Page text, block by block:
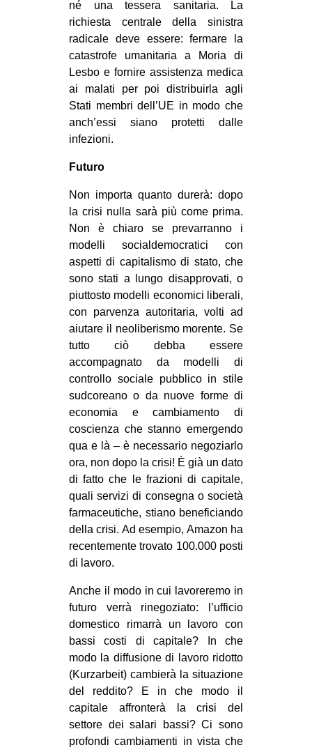
né una tessera sanitaria. La
richiesta centrale della sinistra
radicale deve essere: fermare la
catastrofe umanitaria a Moria di
Lesbo e fornire assistenza medica
ai malati per poi distribuirla agli
Stati membri dell’UE in modo che
anch’essi siano protetti dalle
infezioni.
Futuro
Non importa quanto durerà: dopo
la crisi nulla sarà più come prima.
Non è chiaro se prevarranno i
modelli socialdemocratici con
aspetti di capitalismo di stato, che
sono stati a lungo disapprovati, o
piuttosto modelli economici liberali,
con parvenza autoritaria, volti ad
aiutare il neoliberismo morente. Se
tutto ciò debba essere
accompagnato da modelli di
controllo sociale pubblico in stile
sudcoreano o da nuove forme di
economia e cambiamento di
coscienza che stanno emergendo
qua e là – è necessario negoziarlo
ora, non dopo la crisi! È già un dato
di fatto che le frazioni di capitale,
quali servizi di consegna o società
farmaceutiche, stiano beneficiando
della crisi. Ad esempio, Amazon ha
recentemente trovato 100.000 posti
di lavoro.
Anche il modo in cui lavoreremo in
futuro verrà rinegoziato: l’ufficio
domestico rimarrà un lavoro con
bassi costi di capitale? In che
modo la diffusione di lavoro ridotto
(Kurzarbeit) cambierà la situazione
del reddito? E in che modo il
capitale affronterà la crisi del
settore dei salari bassi? Ci sono
profondi cambiamenti in vista che